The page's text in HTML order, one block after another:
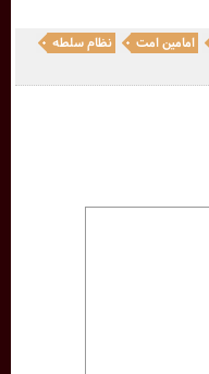
امامین امت
نظام سلطه